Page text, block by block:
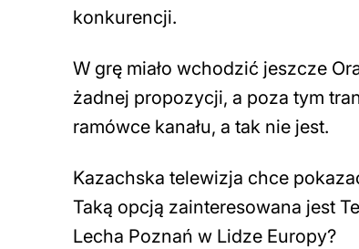
konkurencji.
W grę miało wchodzić jeszcze
żadnej propozycji, a poza tym
ramówce kanału, a tak nie jest.
Kazachska telewizja chce
Taką opcją zainteresowana jest
Lecha Poznań w Lidze Europy?